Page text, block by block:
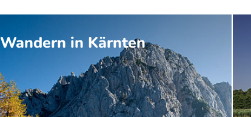
Wandern in Kärnten